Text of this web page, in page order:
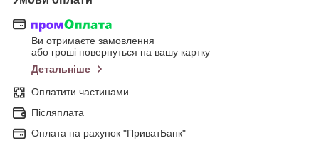
Ви отримаєте замовлення
або гроші повернуться на вашу картку
Детальніше
Оплатити частинами
Післяплата
Оплата на рахунок "ПриватБанк"